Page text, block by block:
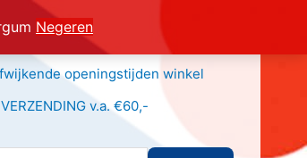
Negeren
openingstijden winkel
v.a. €60,-